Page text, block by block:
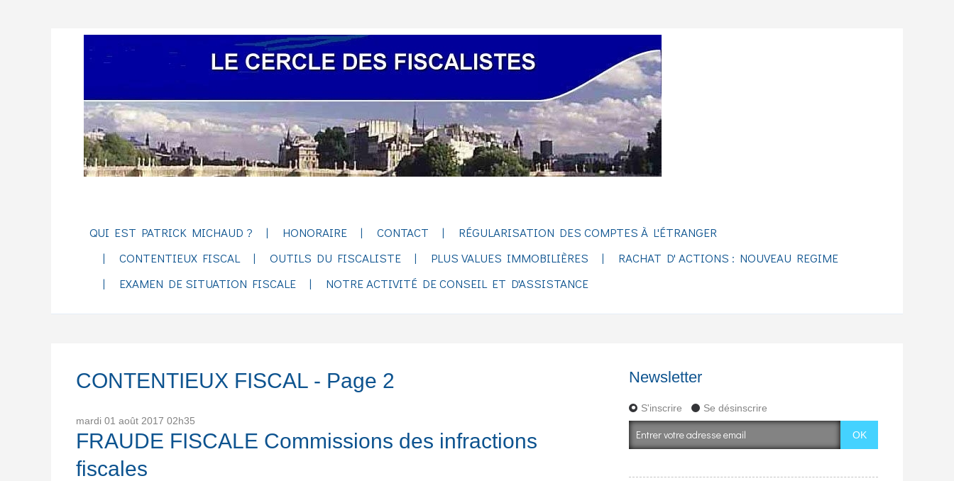
QUI EST PATRICK MICHAUD ? HONORAIRE CONTACT
RÉGULARISATION DES COMPTES À L'ÉTRANGER
CONTENTIEUX FISCAL
OUTILS DU FISCALISTE PLUS VALUES IMMOBILIÈRES
RACHAT D' ACTIONS : NOUVEAU REGIME
EXAMEN DE SITUATION FISCALE
NOTRE ACTIVITÉ DE CONSEIL ET D'ASSISTANCE
CONTENTIEUX FISCAL - Page 2
mardi 01 août 2017 02h35
FRAUDE FISCALE Commissions des infractions
fiscales
Newsletter
S'inscrire Se désinscrire